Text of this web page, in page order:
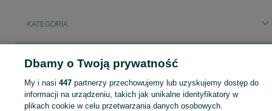
KATEGORIA
descubre 2
Sprzedaż towarów dla relaksu, twórczości i nauki Opole ▶️ Nowe i używane instrumenty, książki, filmy i inne ✌ Kupuj i sprzedawaj na OLX.pl!
Dbamy o Twoją prywatność
My i nasi 447partnerzy przechowujemy lub uzyskujemy dostęp do
informacji na urządzeniu, takich jak unikalne identyfikatory w
plikach cookie w celu przetwarzania danych osobowych.